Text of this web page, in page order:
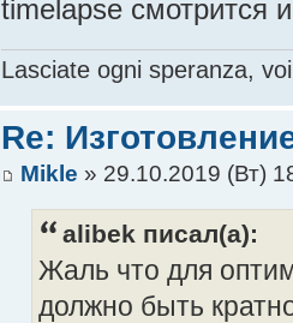
timelapse смотрится
Lasciate ogni speranza,
Re:
Mikle » 29.10.2019 (Вт)
alibek писал(а):
Жаль что для
должно быть